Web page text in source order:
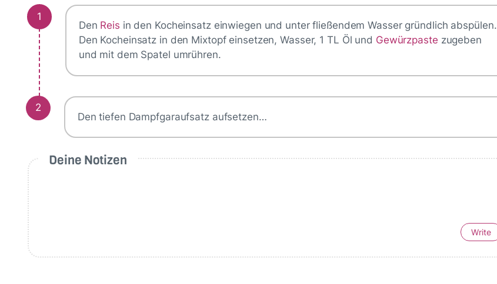
1
Den Reis in den Kocheinsatz einwiegen und unter fließendem Wasser gründlich abspülen.
Den Kocheinsatz in den Mixtopf einsetzen, Wasser, 1 TL Öl und Gewürzpaste zugeben
und mit dem Spatel umrühren.
2
Den tiefen Dampfgaraufsatz aufsetzen…
Deine Notizen
Write